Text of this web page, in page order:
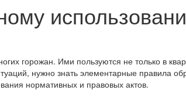
горожан. Ими пользуются не только в
нужно знать элементарные правила
нормативных и правовых актов.